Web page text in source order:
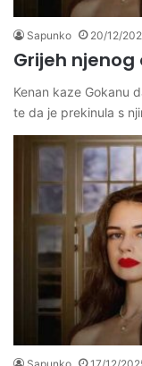
Sapunko 20/12/
Grijeh njenog
Kenan kaze Gokanu
te da je prekinula s